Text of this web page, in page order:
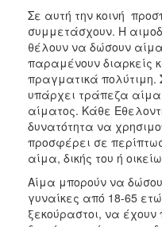
ΤΟΠΟΣ
ΠΟΛΙΤΙΣΜΟΣ
ΑΝΘΕΚΤΙΚΗ
ΠΟΛΗ
Σε αυτή την κοινή
συμμετάσχουν. Η
θέλουν να δώσουν
παραμένουν διαρκείς
πραγματικά πολύτιμη.
υπάρχει τράπεζα
αίματος. Κάθε
δυνατότητα να
προσφέρει σε
αίμα, δικής του ή
Αίμα μπορούν να
γυναίκες από 18-65
ξεκούραστοι, να